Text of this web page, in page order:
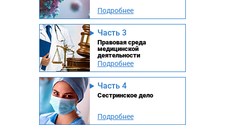
Подробнее
Часть 3
Правовая среда
медицинской
деятельности
Подробнее
Часть 4
Сестринское дело
Подробнее